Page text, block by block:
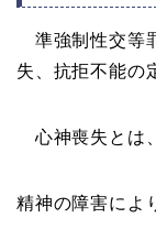
準強制性交等
失、抗拒不能の
心神喪失とは、
精神の障害によ